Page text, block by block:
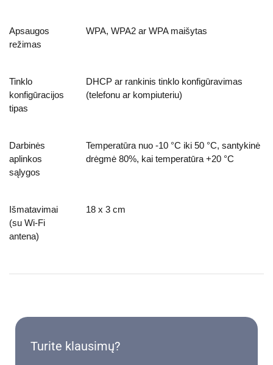
Apsaugos
režimas
WPA, WPA2 ar WPA maišytas
Tinklo
konfigūracijos
tipas
DHCP ar rankinis tinklo konfigūravimas
(telefonu ar kompiuteriu)
Darbinės
aplinkos
sąlygos
Temperatūra nuo -10 °C iki 50 °C, santykinė
drėgmė 80%, kai temperatūra +20 °C
Išmatavimai
(su Wi-Fi
antena)
18 x 3 cm
Turite klausimų?